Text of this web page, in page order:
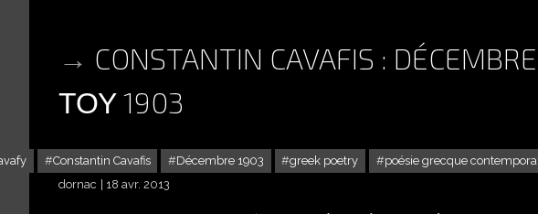
CONSTANTIN CAVAFIS :
ΤΟΥ 1903
Constantin Cavafis Décembre 1903 greek poetry poésie grecque
dornac
18 avr. 2013